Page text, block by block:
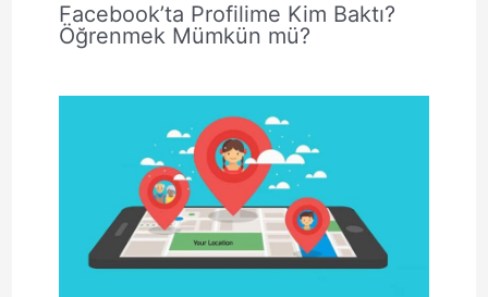
Facebook’ta Profilime Kim Baktı?
Öğrenmek Mümkün mü?